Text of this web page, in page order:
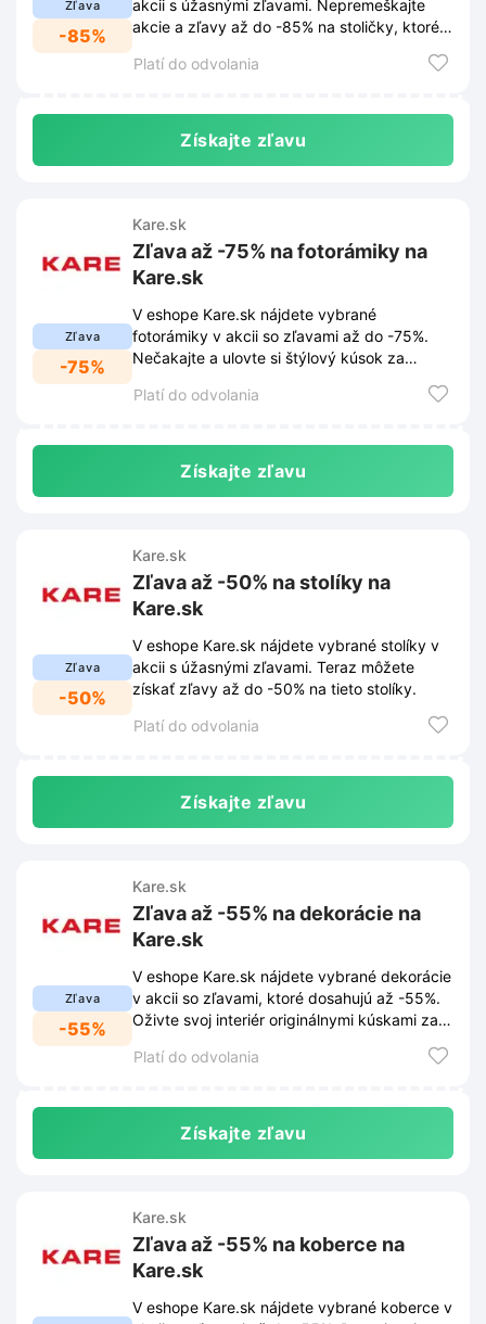
Zľava
-85%
akcii s úžasnými zľavami. Nepremeškajte
akcie a zľavy až do -85% na stoličky, ktoré
Platí do odvolania
Získajte zľavu
Zľava
-75%
Kare.sk
Zľava až -75% na fotorámiky na
Kare.sk
V eshope Kare.sk nájdete vybrané
fotorámiky v akcii so zľavami až do -75%.
Nečakajte a ulovte si štýlový kúsok za
Platí do odvolania
Získajte zľavu
Zľava
-50%
Kare.sk
Zľava až -50% na stolíky na
Kare.sk
V eshope Kare.sk nájdete vybrané stolíky v
akcii s úžasnými zľavami. Teraz môžete
získať zľavy až do -50% na tieto stolíky.
Platí do odvolania
Získajte zľavu
Zľava
-55%
Kare.sk
Zľava až -55% na dekorácie na
Kare.sk
V eshope Kare.sk nájdete vybrané dekorácie
v akcii so zľavami, ktoré dosahujú až -55%.
Oživte svoj interiér originálnymi kúskami za
Platí do odvolania
Získajte zľavu
Kare.sk
Zľava až -55% na koberce na
Kare.sk
V eshope Kare.sk nájdete vybrané koberce v